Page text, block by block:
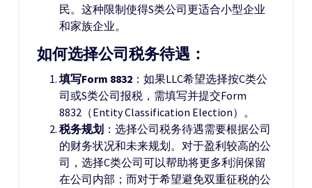
民。这种限制使得S类公司更适合小型企业
和家族企业。
如何选择公司税务待遇：
填写Form 8832 ：如果LLC希望选择按C类公
司或S类公司报税，需填写并提交Form
8832（Entity Classification Election）。
税务规划 ：选择公司税务待遇需要根据公司
的财务状况和未来规划。对于盈利较高的公
司，选择C类公司可以帮助将更多利润保留
在公司内部；而对于希望避免双重征税的公